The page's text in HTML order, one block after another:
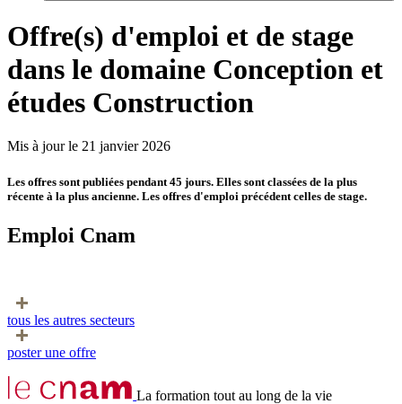
Offre(s) d'emploi et de stage
dans le domaine Conception et
études Construction
Mis à jour le 21 janvier 2026
Les offres sont publiées pendant 45 jours. Elles sont classées de la plus
récente à la plus ancienne. Les offres d'emploi précédent celles de stage.
Emploi Cnam
tous les autres secteurs
poster une offre
La formation tout au long de la vie